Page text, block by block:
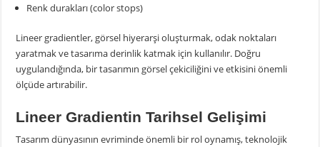
Renk durakları (color stops)
Lineer gradientler, görsel hiyerarşi oluşturmak, odak noktaları
yaratmak ve tasarıma derinlik katmak için kullanılır. Doğru
uygulandığında, bir tasarımın görsel çekiciliğini ve etkisini önemli
ölçüde artırabilir.
Lineer Gradientin Tarihsel Gelişimi
Tasarım dünyasının evriminde önemli bir rol oynamış, teknolojik